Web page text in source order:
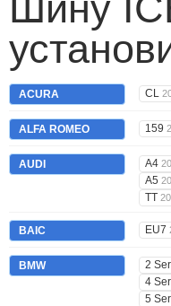
ACURA CL
ALFA ROMEO 159
AUDI A4
A5
TT
BAIC EU7
BMW 2
4
5